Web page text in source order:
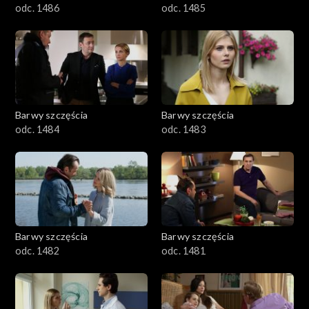
odc. 1486
odc. 1485
Barwy szczęścia
odc. 1484
Barwy szczęścia
odc. 1483
Barwy szczęścia
odc. 1482
Barwy szczęścia
odc. 1481